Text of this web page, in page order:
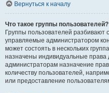
Вернуться к началу
Что такое группы пользователей?
Группы пользователей разбивают
управляемые администратором
может состоять в нескольких
назначены индивидуальные права
администраторам назначение
количеству пользователей,
или предоставление